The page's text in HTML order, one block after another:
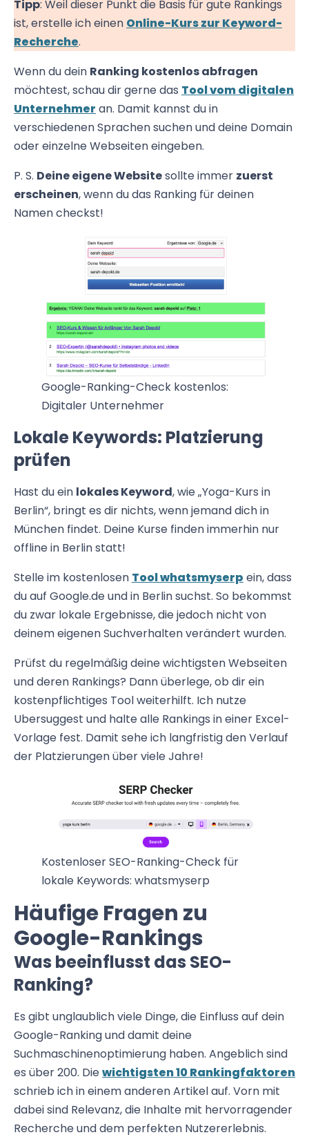
Tipp: Weil dieser Punkt die Basis für gute Rankings
ist, erstelle ich einen Online-Kurs zur Keyword-
Recherche.
Wenn du dein Ranking kostenlos abfragen
möchtest, schau dir gerne das Tool vom digitalen
Unternehmer an. Damit kannst du in
verschiedenen Sprachen suchen und deine Domain
oder einzelne Webseiten eingeben.
P. S. Deine eigene Websitesollte immer zuerst
erscheinen, wenn du das Ranking für deinen
Namen checkst!
Google-Ranking-Check kostenlos:
Digitaler Unternehmer
Lokale Keywords: Platzierung
prüfen
Hast du ein lokales Keyword, wie „Yoga-Kurs in
Berlin“, bringt es dir nichts, wenn jemand dich in
München findet. Deine Kurse finden immerhin nur
offline in Berlin statt!
Stelle im kostenlosen Tool whatsmyserp ein, dass
du auf Google.de und in Berlin suchst. So bekommst
du zwar lokale Ergebnisse, die jedoch nicht von
deinem eigenen Suchverhalten verändert wurden.
Prüfst du regelmäßig deine wichtigsten Webseiten
und deren Rankings? Dann überlege, ob dir ein
kostenpflichtiges Tool weiterhilft. Ich nutze
Ubersuggest und halte alle Rankings in einer Excel-
Vorlage fest. Damit sehe ich langfristig den Verlauf
der Platzierungen über viele Jahre!
Kostenloser SEO-Ranking-Check für
lokale Keywords: whatsmyserp
Häufige Fragen zu
Google-Rankings
Was beeinflusst das SEO-
Ranking?
Es gibt unglaublich viele Dinge, die Einfluss auf dein
Google-Ranking und damit deine
Suchmaschinenoptimierung haben. Angeblich sind
es über 200. Diewichtigsten 10 Rankingfaktoren
schrieb ich in einem anderen Artikel auf. Vorn mit
dabei sind Relevanz, die Inhalte mit hervorragender
Recherche und dem perfekten Nutzererlebnis.